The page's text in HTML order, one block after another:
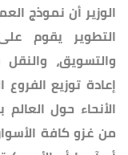
الوزير أن نموذج
التطوير يقوم
والتسويق،
إعادة توزيع
الأنحاء حول
من غزو كافة